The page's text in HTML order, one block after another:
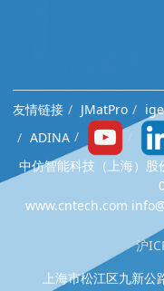
友情链接 JMatPro
ADINA
中仿智能科技（上海）
www.cntech.com
沪
上海市松江区九新